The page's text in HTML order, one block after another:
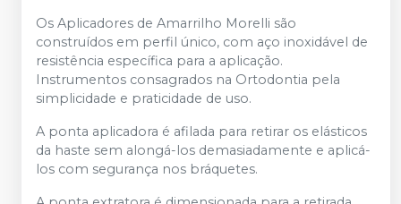
Os Aplicadores de Amarrilho Morelli são
construídos em perfil único, com aço inoxidável de
resistência específica para a aplicação.
Instrumentos consagrados na Ortodontia pela
simplicidade e praticidade de uso.
A ponta aplicadora é afilada para retirar os elásticos
da haste sem alongá-los demasiadamente e aplicá-
los com segurança nos bráquetes.